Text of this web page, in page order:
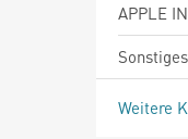
APPLE
Sonstiges
Weitere